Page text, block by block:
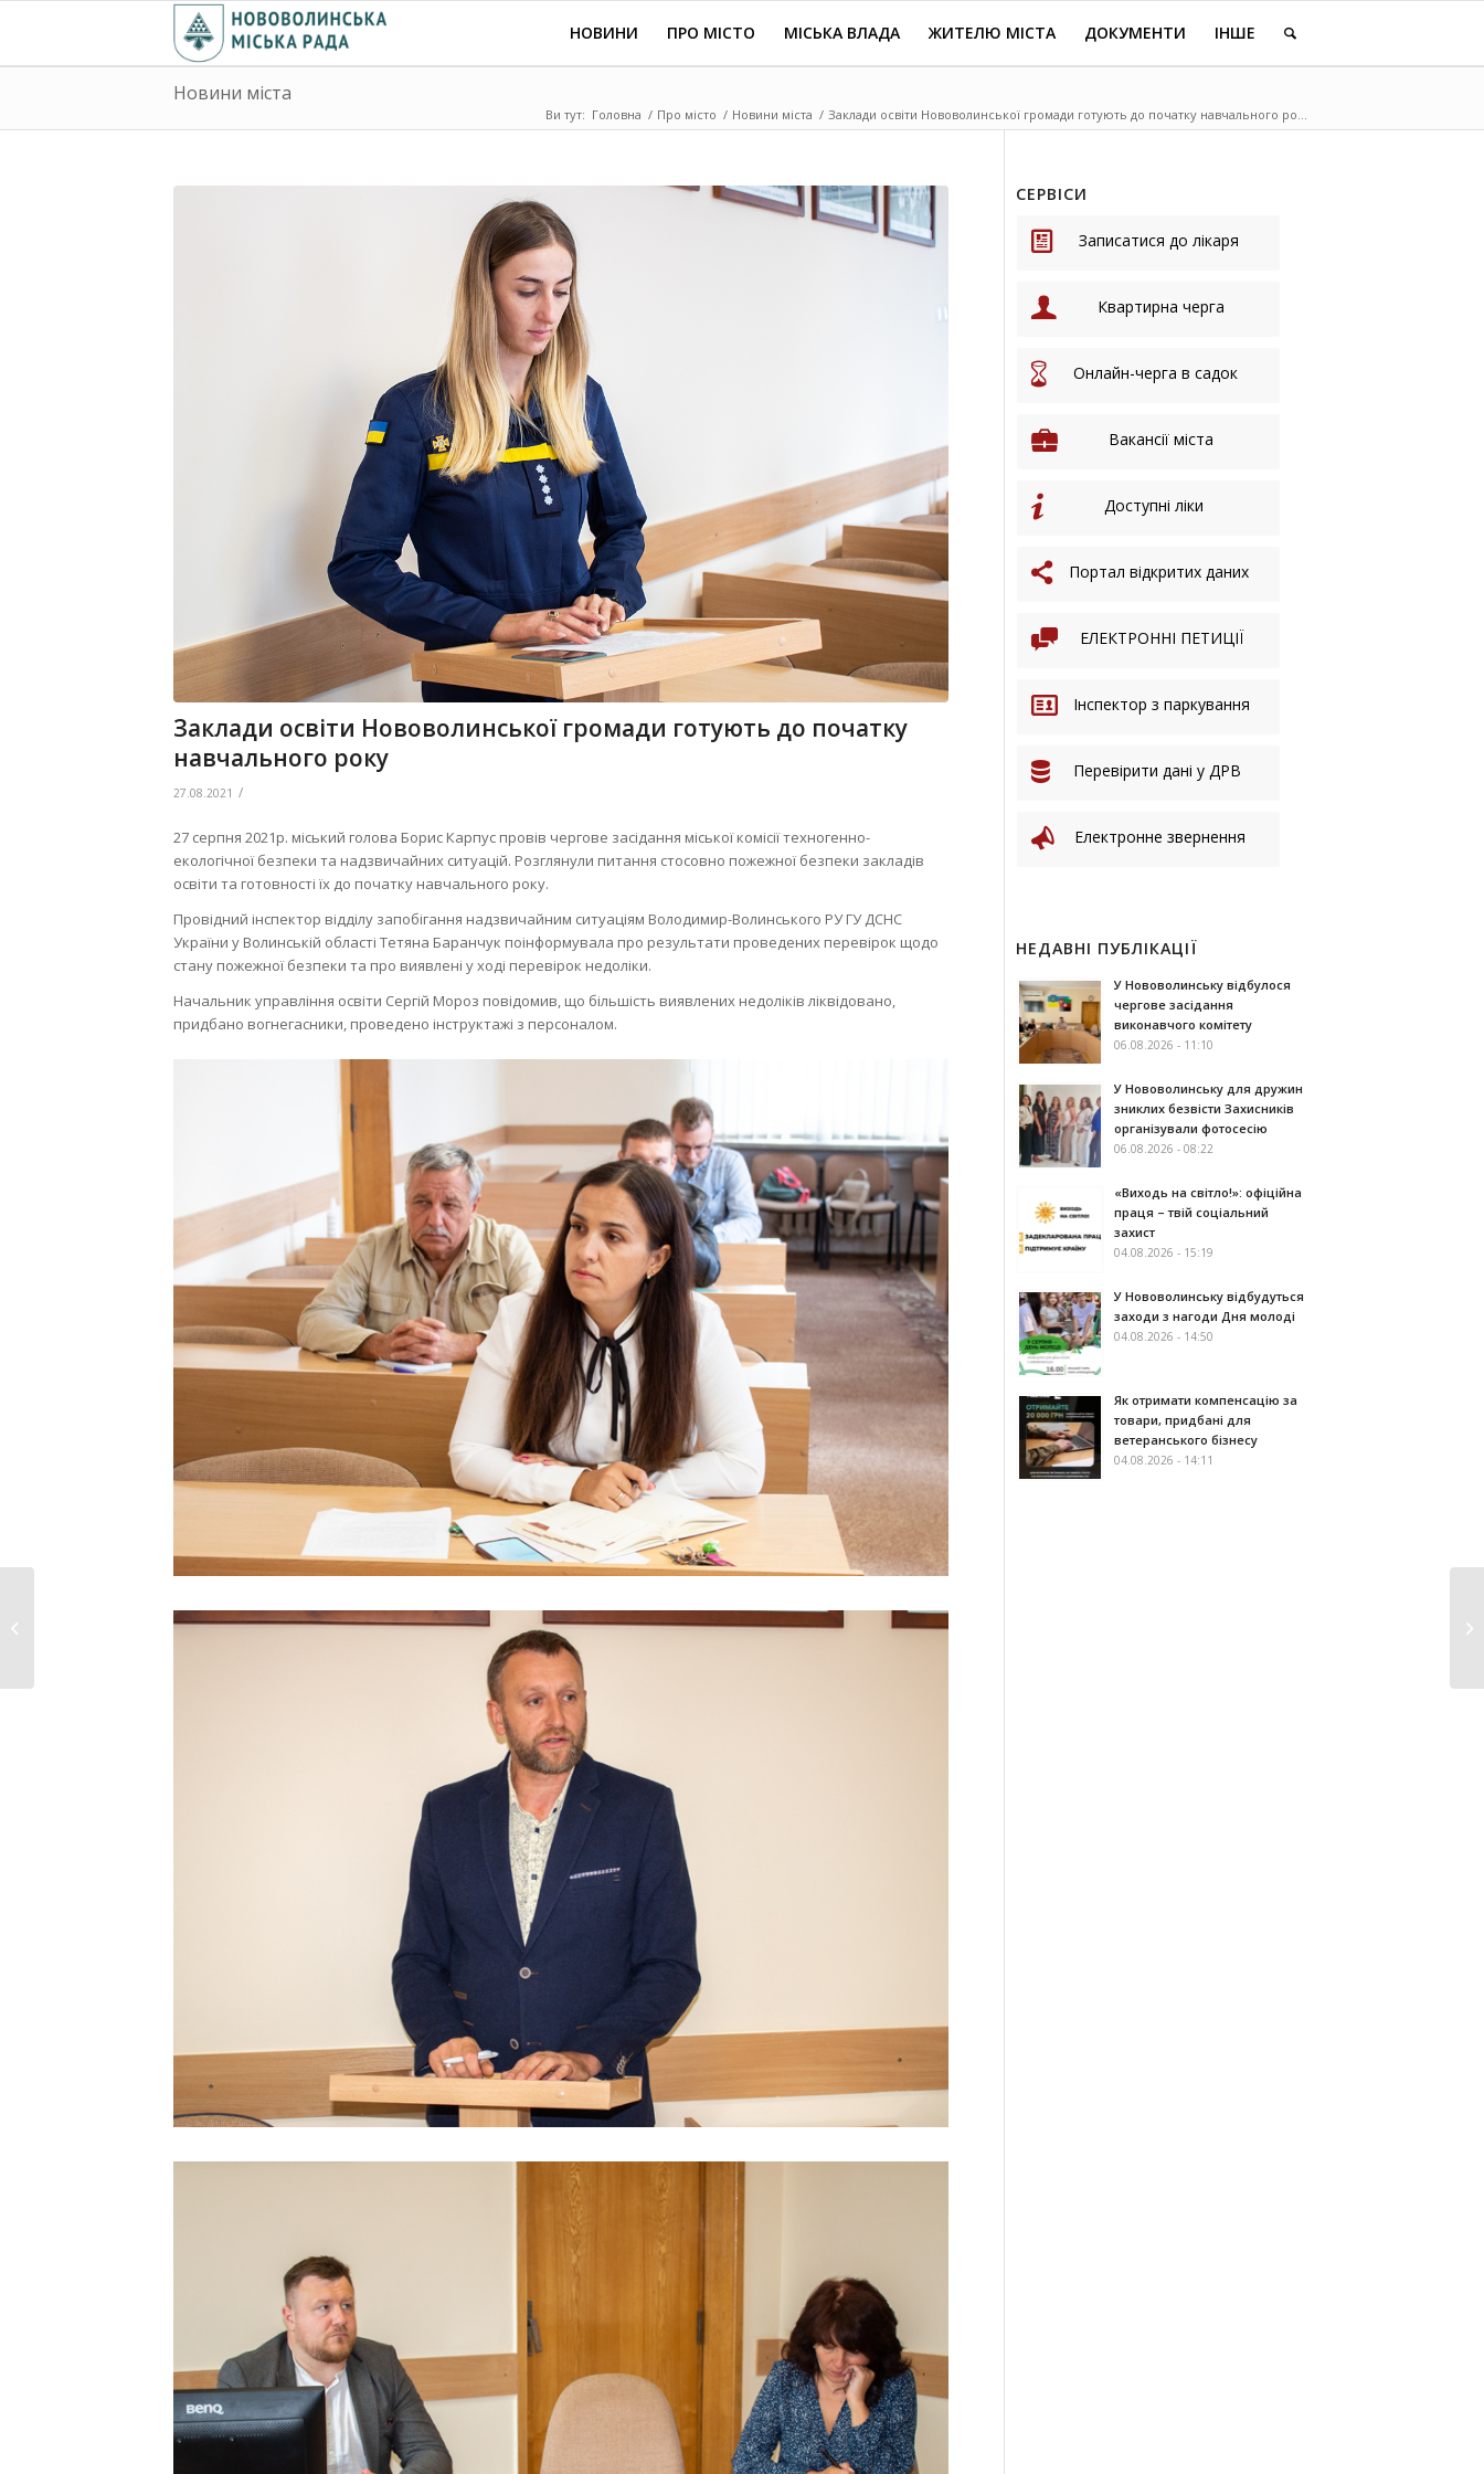
НОВИНИ ПРО МІСТО МІСЬКА ВЛАДА ЖИТЕЛЮ МІСТА ДОКУМЕНТИ ІНШЕ
Новини міста
Ви тут: Головна / Про місто / Новини міста / Заклади освіти Нововолинської громади готують до початку навчального ро...
Заклади освіти Нововолинської громади готують до початку
навчального року
27.08.2021 /
27 серпня 2021р. міський голова Борис Карпус провів чергове засідання міської комісії техногенно-
екологічної безпеки та надзвичайних ситуацій. Розглянули питання стосовно пожежної безпеки закладів
освіти та готовності їх до початку навчального року.
Провідний інспектор відділу запобігання надзвичайним ситуаціям Володимир-Волинського РУ ГУ ДСНС
України у Волинській області Тетяна Баранчук поінформувала про результати проведених перевірок щодо
стану пожежної безпеки та про виявлені у ході перевірок недоліки.
Начальник управління освіти Сергій Мороз повідомив, що більшість виявлених недоліків ліквідовано,
придбано вогнегасники, проведено інструктажі з персоналом.
СЕРВІСИ
Записатися до лікаря
Квартирна черга
Онлайн-черга в садок
Вакансії міста
Доступні ліки
Портал відкритих даних
ЕЛЕКТРОННІ ПЕТИЦІЇ
Інспектор з паркування
Перевірити дані у ДРВ
Електронне звернення
НЕДАВНІ ПУБЛІКАЦІЇ
У Нововолинську відбулося
чергове засідання
виконавчого комітету
06.08.2026 - 11:10
У Нововолинську для дружин
зниклих безвісти Захисників
організували фотосесію
06.08.2026 - 08:22
«Виходь на світло!»: офіційна
праця – твій соціальний
захист
04.08.2026 - 15:19
У Нововолинську відбудуться
заходи з нагоди Дня молоді
04.08.2026 - 14:50
Як отримати компенсацію за
товари, придбані для
ветеранського бізнесу
04.08.2026 - 14:11